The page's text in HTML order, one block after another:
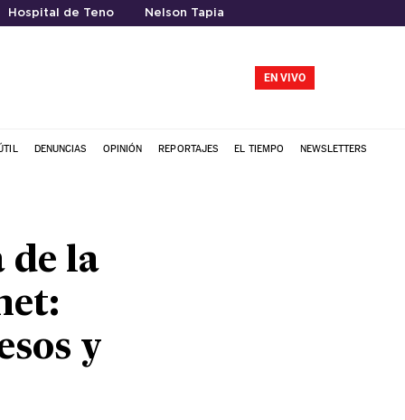
Hospital de Teno Nelson Tapia
EN VIVO
DENUNCIAS OPINIÓN REPORTAJES EL TIEMPO NEWSLETTERS
de la
y